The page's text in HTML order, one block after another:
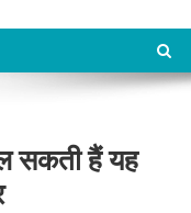
सकती हैं यह